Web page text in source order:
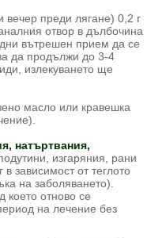
преди лягане) 0,2 г
отвор в дълбочина
вътрешен прием да се
да продължи до 3-4
излекуването ще
масло или кравешка
натъртвания,
изгаряния, рани
зависимост от теглото
на заболяването).
което отново се
на лечение без